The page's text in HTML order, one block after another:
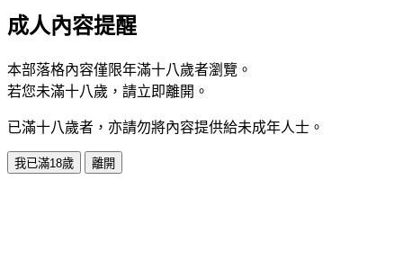
成人內容提醒
本部落格內容僅限年滿十八歲者瀏覽。
若您未滿十八歲，請立即離開。
已滿十八歲者，亦請勿將內容提供給未成年人士。
我已滿18歲 離開